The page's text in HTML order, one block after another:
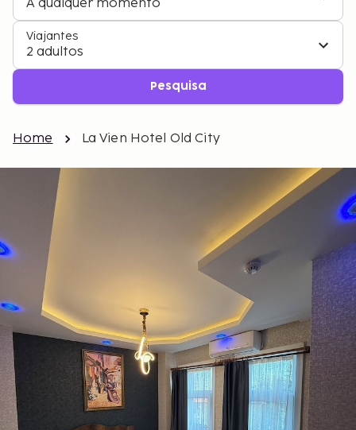
A qualquer momento
Viajantes
2 adultos
Pesquisa
Home La Vien Hotel Old City